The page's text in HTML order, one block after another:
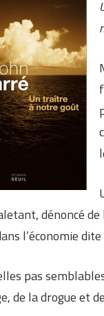
dénoncé de
l’économie
pas
de la drogue et